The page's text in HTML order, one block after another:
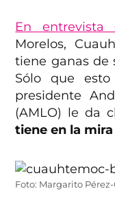
En entrevista
Morelos,
tiene ganas de
Sólo que
presidente
(AMLO) le da
tiene en la
Foto: Margarito